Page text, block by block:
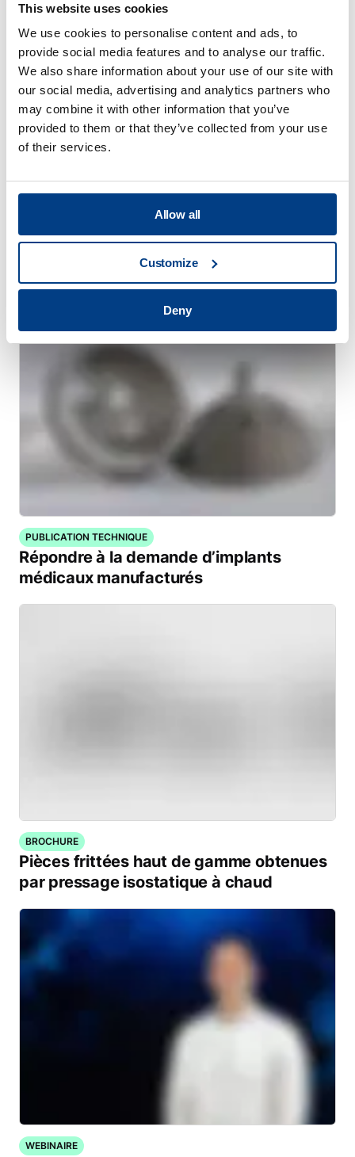
This website uses cookies
We use cookies to personalise content and ads, to
provide social media features and to analyse our traffic.
We also share information about your use of our site with
our social media, advertising and analytics partners who
may combine it with other information that you’ve
provided to them or that they’ve collected from your use
of their services.
Allow all
Customize
Deny
Réduction des déformations dues au
thermique à haute pression (HPHT™)
PUBLICATION TECHNIQUE
Répondre à la demande d’implants
médicaux manufacturés
BROCHURE
Pièces frittées haut de gamme obtenues
par pressage isostatique à chaud
WEBINAIRE